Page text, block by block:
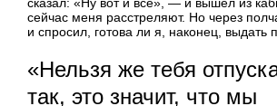
сейчас меня расстреляют. Но через
и спросил, готова ли я, наконец, выдать
«Нельзя же тебя
так, это значит, что мы